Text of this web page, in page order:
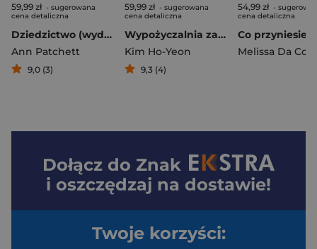
59,99 zł - sugerowana
cena detaliczna
Dziedzictwo (wyd. 2026)
Ann Patchett
9,0 (3)
59,99 zł - sugerowana
cena detaliczna
Wypożyczalnia zagubionych marzeń (barwione brzegi)
Kim Ho-Yeon
9,3 (4)
54,99 zł -
cena detaliczna
Melissa Da
Dołącz do Znak
i oszczędzaj na dostawie!
Twoje korzyści: